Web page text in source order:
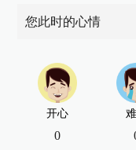
您此时的心情
开心
0